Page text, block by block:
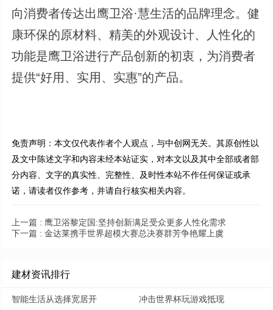
向消费者传达出鹰卫浴·慧生活的品牌理念。健
康环保的原材料、精美的外观设计、人性化的
功能是鹰卫浴进行产品创新的初衷，为消费者
提供“好用、实用、实惠”的产品。
免责声明：本文仅代表作者个人观点，与中创网无关。其原创性以
及文中陈述文字和内容未经本站证实，对本文以及其中全部或者部
分内容、文字的真实性、完整性、及时性本站不作任何保证或承
诺，请读者仅作参考，并请自行核实相关内容。
上一篇 : 鹰卫浴黎定国:坚持创新满足受众更多人性化需求
下一篇 : 金达莱携手世界超模大赛总决赛群芳争艳耀上虞
建材资讯排行
智能生活从选择宽居开
冲击世界杯玩游戏抵现